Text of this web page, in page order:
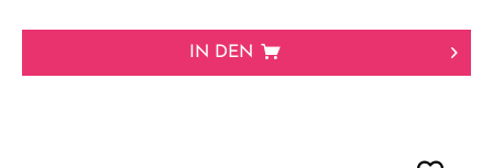
IN DEN